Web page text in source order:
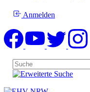
Anmelden